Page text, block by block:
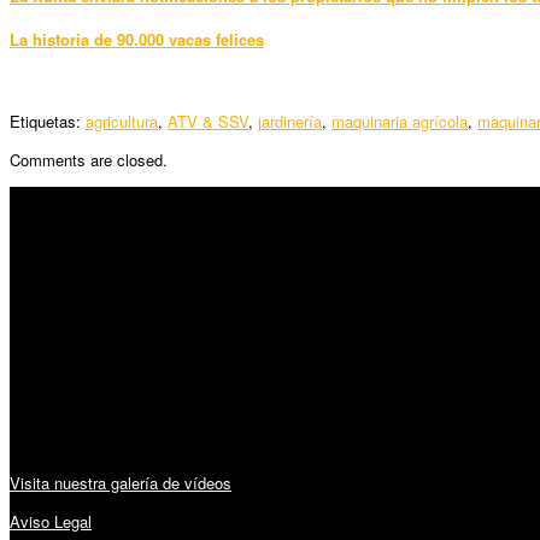
La historia de 90.000 vacas felices
Etiquetas: agricultura, ATV & SSV, jardinería, maquinaria agrícola,
Comments are closed.
Visita nuestra galería de vídeos
Aviso Legal